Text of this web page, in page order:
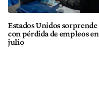
Estados Unidos sorprende
con pérdida de empleos en
julio